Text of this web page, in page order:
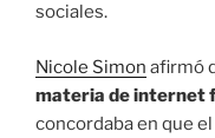
sociales.
Nicole Simon afirmó
materia de internet
concordaba en que